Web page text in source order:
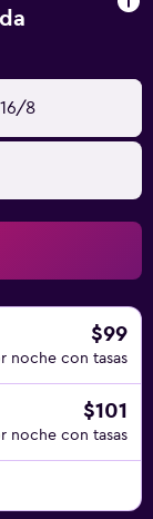
8
$99
noche con tasas
$101
noche con tasas